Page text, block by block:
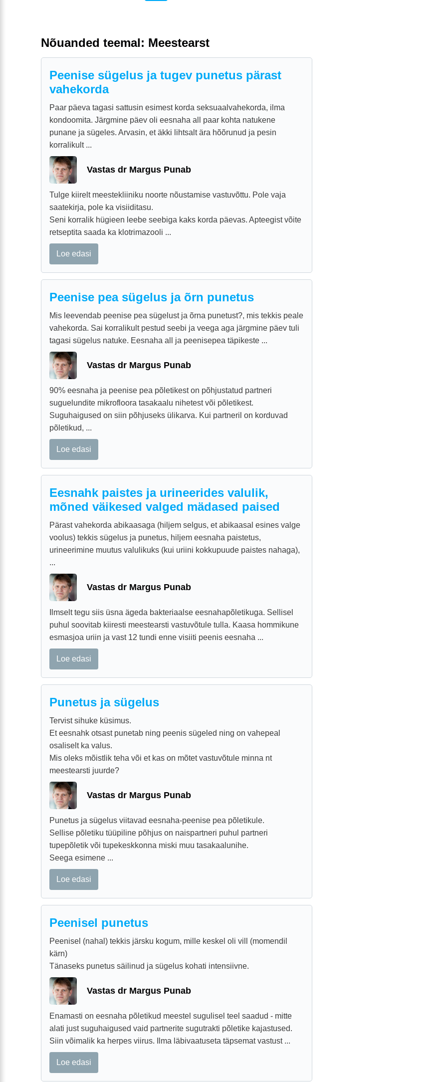
Nõuanded teemal: Meestearst
Peenise sügelus ja tugev punetus pärast
vahekorda
Paar päeva tagasi sattusin esimest korda seksuaalvahekorda, ilma
kondoomita. Järgmine päev oli eesnaha all paar kohta natukene
punane ja sügeles. Arvasin, et äkki lihtsalt ära hõõrunud ja pesin
korralikult ...
Vastas dr Margus Punab
Tulge kiirelt meestekliiniku noorte nõustamise vastuvõttu. Pole vaja
saatekirja, pole ka visiiditasu.
Seni korralik hügieen leebe seebiga kaks korda päevas. Apteegist võite
retseptita saada ka klotrimazooli ...
Loe edasi
Peenise pea sügelus ja õrn punetus
Mis leevendab peenise pea sügelust ja õrna punetust?, mis tekkis peale
vahekorda. Sai korralikult pestud seebi ja veega aga järgmine päev tuli
tagasi sügelus natuke. Eesnaha all ja peenisepea täpikeste ...
Vastas dr Margus Punab
90% eesnaha ja peenise pea põletikest on põhjustatud partneri
suguelundite mikrofloora tasakaalu nihetest või põletikest.
Suguhaigused on siin põhjuseks ülikarva. Kui partneril on korduvad
põletikud, ...
Loe edasi
Eesnahk paistes ja urineerides valulik,
mõned väikesed valged mädased paised
Pärast vahekorda abikaasaga (hiljem selgus, et abikaasal esines valge
voolus) tekkis sügelus ja punetus, hiljem eesnaha paistetus,
urineerimine muutus valulikuks (kui uriini kokkupuude paistes nahaga),
...
Vastas dr Margus Punab
Ilmselt tegu siis üsna ägeda bakteriaalse eesnahapõletikuga. Sellisel
puhul soovitab kiiresti meestearsti vastuvõtule tulla. Kaasa hommikune
esmasjoa uriin ja vast 12 tundi enne visiiti peenis eesnaha ...
Loe edasi
Punetus ja sügelus
Tervist sihuke küsimus.
Et eesnahk otsast punetab ning peenis sügeled ning on vahepeal
osaliselt ka valus.
Mis oleks mõistlik teha või et kas on mõtet vastuvõtule minna nt
meestearsti juurde?
Vastas dr Margus Punab
Punetus ja sügelus viitavad eesnaha-peenise pea põletikule.
Sellise põletiku tüüpiline põhjus on naispartneri puhul partneri
tupepõletik või tupekeskkonna miski muu tasakaalunihe.
Seega esimene ...
Loe edasi
Peenisel punetus
Peenisel (nahal) tekkis järsku kogum, mille keskel oli vill (momendil
kärn)
Tänaseks punetus säilinud ja sügelus kohati intensiivne.
Vastas dr Margus Punab
Enamasti on eesnaha põletikud meestel sugulisel teel saadud - mitte
alati just suguhaigused vaid partnerite sugutrakti põletike kajastused.
Siin võimalik ka herpes viirus. Ilma läbivaatuseta täpsemat vastust ...
Loe edasi